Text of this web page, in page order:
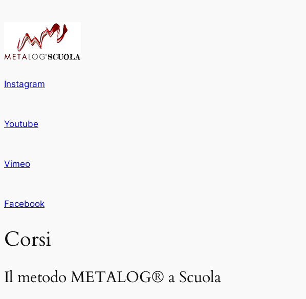
Instagram
Youtube
Vimeo
Facebook
Corsi
Il metodo METALOG® a Scuola